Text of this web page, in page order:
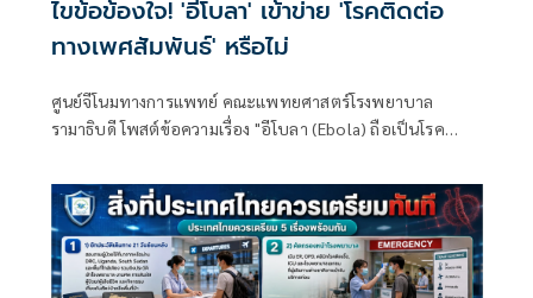
ไขข้อข้องใจ! 'อีโบลา' เข้าข่าย 'โรคติดต่อ
ทางเพศสัมพันธ์' หรือไม่
ศูนย์จีโนมทางการแพทย์ คณะแพทยศาสตร์โรงพยาบาล
รามาธิบดี โพสต์ข้อความเรื่อง "อีโบลา (Ebola) ถือเป็นโรค